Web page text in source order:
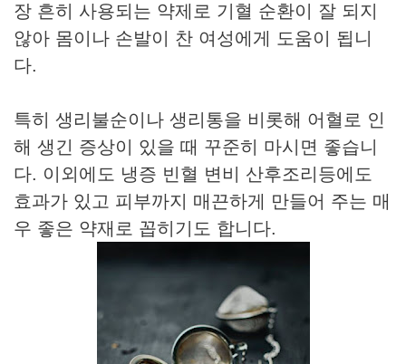
장 흔히 사용되는 약제로 기혈 순환이 잘 되지
않아 몸이나 손발이 찬 여성에게 도움이 됩니
다.
특히 생리불순이나 생리통을 비롯해 어혈로 인
해 생긴 증상이 있을 때 꾸준히 마시면 좋습니
다. 이외에도 냉증 빈혈 변비 산후조리등에도
효과가 있고 피부까지 매끈하게 만들어 주는 매
우 좋은 약재로 꼽히기도 합니다.